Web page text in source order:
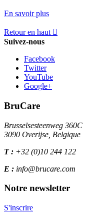
En savoir plus
Retour en haut 
Suivez-nous
Facebook
Twitter
YouTube
Google+
BruCare
Brusselsesteenweg 360C
3090 Overijse, Belgique
T : +32 (0)10 244 122
E : info@brucare.com
Notre newsletter
S'inscrire